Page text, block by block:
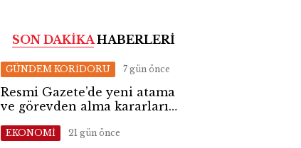
SON DAKİKAHABERLERİ
GÜNDEM KORİDORU 7 gün önce
Resmi Gazete’de yeni atama
ve görevden alma kararları
EKONOMİ 21 gün önce